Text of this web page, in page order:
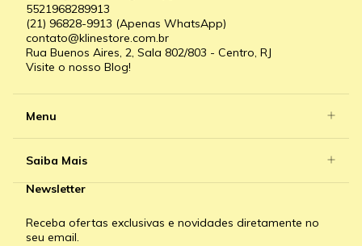
5521968289913
(21) 96828-9913 (Apenas WhatsApp)
contato@klinestore.com.br
Rua Buenos Aires, 2, Sala 802/803 - Centro, RJ
Visite o nosso Blog!
Menu
Saiba Mais
Newsletter
Receba ofertas exclusivas e novidades diretamente no
seu email.